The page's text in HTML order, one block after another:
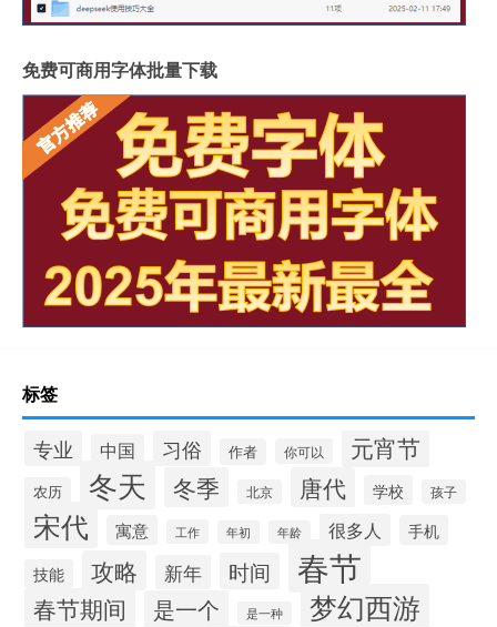
免费可商用字体批量下载
标签
专业 中国 习俗 作者 你可以 元宵节
农历 冬天 冬季 北京 唐代 学校 孩子
宋代 寓意 工作 年初 年龄 很多人 手机
技能 攻略 新年 时间 春节
春节期间 是一个 是一种 梦幻西游